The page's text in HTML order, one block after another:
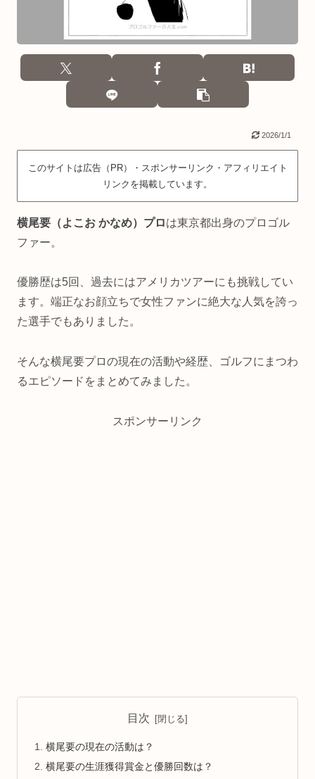
2026/1/1
このサイトは広告（PR）・スポンサーリンク・アフィリエイト
リンクを掲載しています。
横尾要（よこお かなめ）プロは東京都出身のプロゴル
ファー。
優勝歴は5回、過去にはアメリカツアーにも挑戦してい
ます。端正なお顔立ちで女性ファンに絶大な人気を誇っ
た選手でもありました。
そんな横尾要プロの現在の活動や経歴、ゴルフにまつわ
るエピソードをまとめてみました。
スポンサーリンク
目次
横尾要の現在の活動は？
横尾要の生涯獲得賞金と優勝回数は？